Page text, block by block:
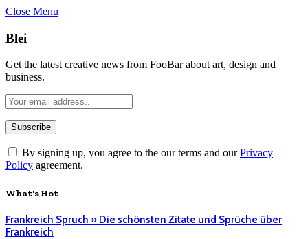
Close Menu
Blei
Get the latest creative news from FooBar about art, design and
business.
By signing up, you agree to the our terms and ourPrivacy
Policy agreement.
What's Hot
Frankreich Spruch » Die schönsten Zitate und Sprüche über
Frankreich